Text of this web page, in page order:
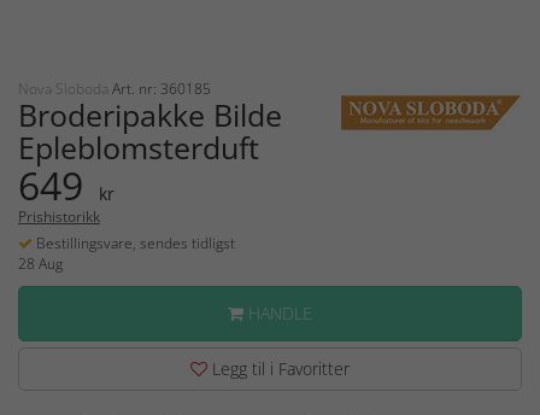
Nova Sloboda Art. nr: 360185
Broderipakke Bilde
Epleblomsterduft
649 kr
Prishistorikk
Bestillingsvare, sendes tidligst
28 Aug
HANDLE
Legg til i Favoritter